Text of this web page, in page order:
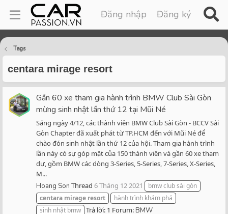
Đăng nhập Đăng ký
Tags
centara mirage resort
Gần 60 xe tham gia hành trình BMW Club Sài Gòn
mừng sinh nhật lần thứ 12 tại Mũi Né
Sáng ngày 4/12, các thành viên BMW Club Sài Gòn - BCCV Sài
Gòn Chapter đã xuất phát từ TP.HCM đến với Mũi Né để
chào đón sinh nhật lần thứ 12 của hội. Tham gia hành trình
lần này có sự góp mặt của 150 thành viên và gần 60 xe tham
dự, gồm BMW các dòng 3-Series, 5-Series, 7-Series, X-Series,
M...
Hoang Son Thread 6 Tháng 12 2021
bmw club sài gòn
centara mirage resort
hành trình khám phá
sinh nhật bmw Trả lời: 1 Forum:BMW